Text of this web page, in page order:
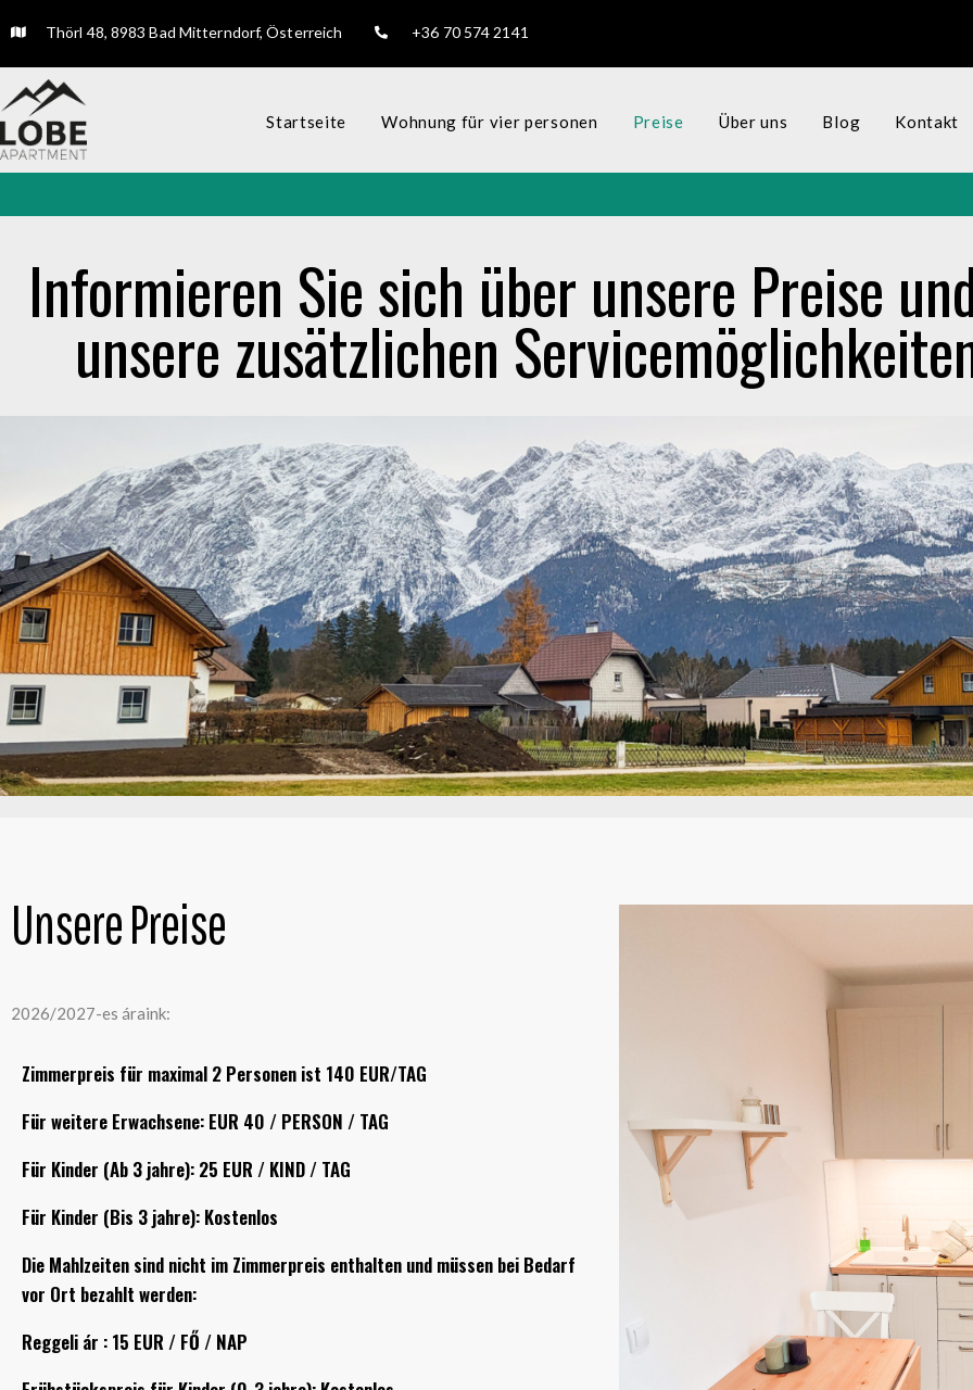
Thörl 48, 8983 Bad Mitterndorf, Österreich +36 70 574 2141
Startseite Wohnung für vier personen Preise Über uns Blog Kontakt
Informieren Sie sich über unsere Preise
unsere zusätzlichen
Unsere Preise
2026/2027-es áraink:
Zimmerpreis für maximal 2 Personen ist 140 EUR/TAG
Für weitere Erwachsene: EUR 40 / PERSON / TAG
Für Kinder (Ab 3 jahre): 25 EUR / KIND / TAG
Für Kinder (Bis 3 jahre): Kostenlos
Die Mahlzeiten sind nicht im Zimmerpreis enthalten und müssen bei Bedarf
vor Ort bezahlt werden:
Reggeli ár : 15 EUR / FŐ / NAP